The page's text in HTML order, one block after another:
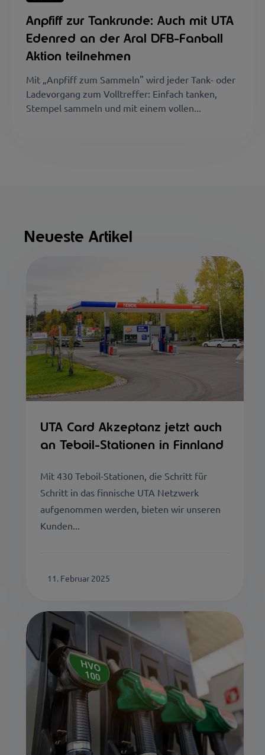
Anpfiff zur Tankrunde: Auch mit UTA
Edenred an der Aral DFB-Fanball
Aktion teilnehmen
Mit „Anpfiff zum Sammeln" wird jeder Tank- oder
Ladevorgang zum Volltreffer: Einfach tanken,
Stempel sammeln und mit einem vollen...
Neueste Artikel
UTA Card Akzeptanz jetzt auch
an Teboil-Stationen in Finnland
Mit 430 Teboil-Stationen, die Schritt für
Schritt in das finnische UTA Netzwerk
aufgenommen werden, bieten wir unseren
Kunden...
11. Februar 2025